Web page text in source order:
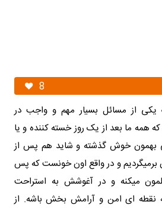
8
یکی از مسائل بسیار مهم و واجب در
که همه ما بعد از یک روز خسته کننده و یا
بهمون خوش گذشته و شاید هم پس از
برمیگردیم و در واقع اون خونست که پس
میکنه و در آغوشش به استراحت
نقطه ای امن و آرامش بخش باشه. از